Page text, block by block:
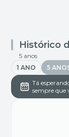
Histórico
5 anos
1 ANO
5
Tá
sempre que